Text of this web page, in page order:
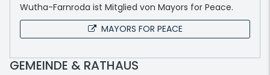
Wutha-Farnroda ist Mitglied von Mayors for Peace.
MAYORS FOR PEACE
GEMEINDE & RATHAUS